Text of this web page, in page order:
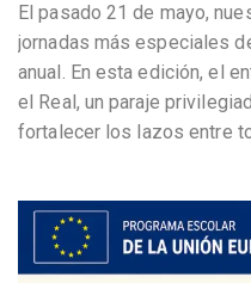
El pasado 21 de mayo,
jornadas más especiales
anual. En esta edición, el
el Real, un paraje
fortalecer los lazos entre